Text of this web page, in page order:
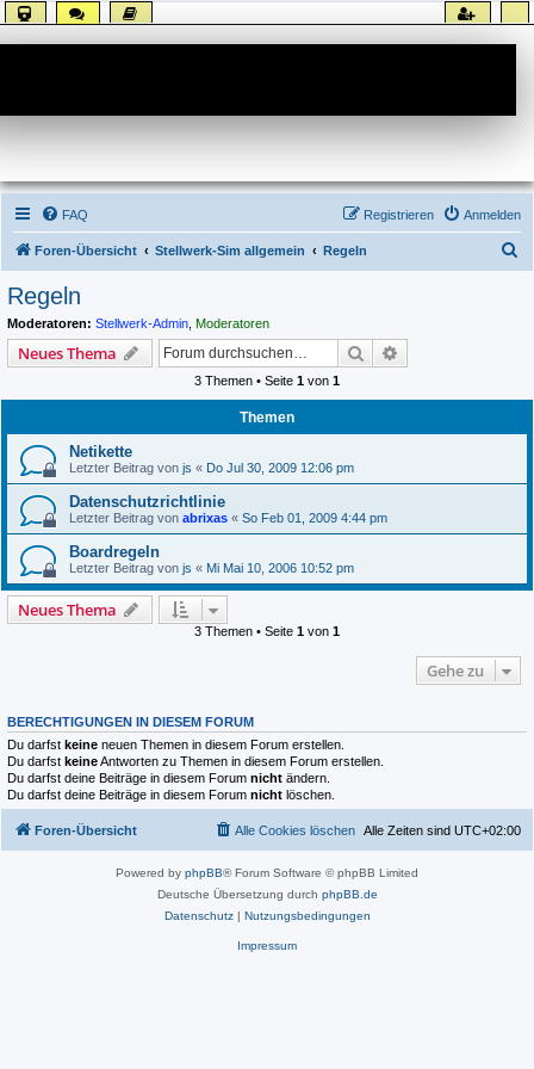
FAQ Anmelden
Registrieren
Foren-Übersicht Stellwerk-Sim allgemein Regeln
Regeln
Moderatoren: Stellwerk-Admin Moderatoren
Neues Thema Suche
3 Themen • Seite 1 von 1
Themen
Netikette
Letzter Beitrag von js « Do Jul 30, 2009 12:06 pm
Datenschutzrichtlinie
Letzter Beitrag von abrixas « So Feb 01, 2009 4:44 pm
Boardregeln
Letzter Beitrag von js « Mi Mai 10, 2006 10:52 pm
Neues Thema
3 Themen • Seite 1 von 1
Gehe zu
BERECHTIGUNGEN IN DIESEM FORUM
Du darfst keine neuen Themen in diesem Forum erstellen.
Du darfst keineAntworten zu Themen in diesem Forum erstellen.
Du darfst deine Beiträge in diesem Forum nicht ändern.
Du darfst deine Beiträge in diesem Forum nicht löschen.
Foren-Übersicht Alle Zeiten sind UTC+02:00
Alle Cookies löschen
Powered by phpBB® Forum Software © phpBB Limited
Deutsche Übersetzung durch phpBB.de
Datenschutz| Nutzungsbedingungen
Impressum